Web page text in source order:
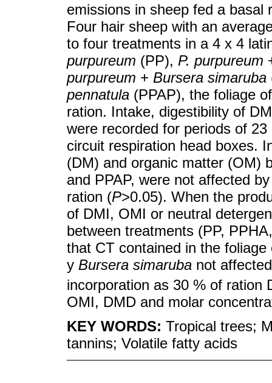
emissions in sheep fed a basal
Four hair sheep with an
to four treatments in a 4 x 4
purpureum (PP), P. purpureum
purpureum + Bursera simaruba
pennatula (PPAP), the foliage
ration. Intake, digestibility of
were recorded for periods of
circuit respiration head boxes.
(DM) and organic matter (OM)
and PPAP, were not affected
ration (P>0.05). When the
of DMI, OMI or neutral
between treatments (PP,
that CT contained in the
y Bursera simaruba not
incorporation as 30 % of ration
OMI, DMD and molar
KEY WORDS: Tropical trees;
tannins; Volatile fatty acids